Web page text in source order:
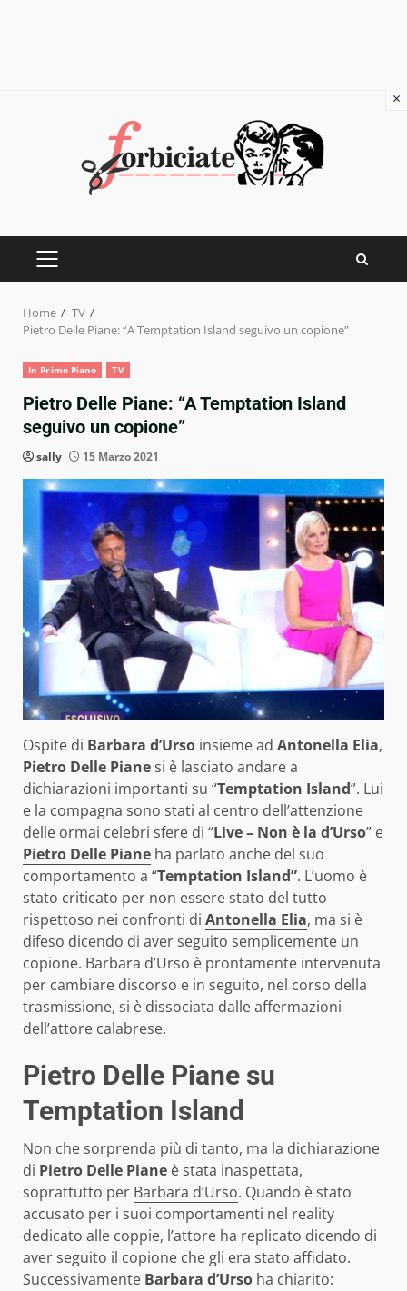
PRIMARY
Home
TV
Pietro Delle Piane: “A Temptation Island seguivo un copione”
In Primo Piano TV
Pietro Delle Piane: “A Temptation Island
seguivo un copione”
sally 15 Marzo 2021
Ospite di Barbara d’Urso insieme ad Antonella Elia,
Pietro Delle Pianesi è lasciato andare a
dichiarazioni importanti su “Temptation Island”. Lui
e la compagna sono stati al centro dell’attenzione
delle ormai celebri sfere di “Live – Non è la d’Urso” e
Pietro Delle Piane ha parlato anche del suo
comportamento a “Temptation Island”. L’uomo è
stato criticato per non essere stato del tutto
rispettoso nei confronti di Antonella Elia, ma si è
difeso dicendo di aver seguito semplicemente un
copione. Barbara d’Urso è prontamente intervenuta
per cambiare discorso e in seguito, nel corso della
trasmissione, si è dissociata dalle affermazioni
dell’attore calabrese.
Pietro Delle Piane su
Temptation Island
Non che sorprenda più di tanto, ma la dichiarazione
di Pietro Delle Piane è stata inaspettata,
soprattutto per Barbara d’Urso. Quando è stato
accusato per i suoi comportamenti nel reality
dedicato alle coppie, l’attore ha replicato dicendo di
aver seguito il copione che gli era stato affidato.
Successivamente Barbara d’Urso ha chiarito:
×